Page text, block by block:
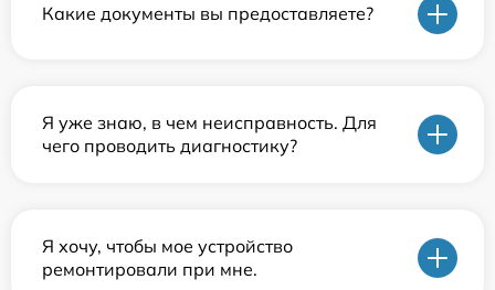
Какие документы вы предоставляете?
Я уже знаю, в чем неисправность. Для
чего проводить диагностику?
Я хочу, чтобы мое устройство
ремонтировали при мне.